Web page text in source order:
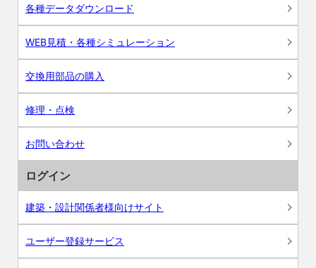
各種データダウンロード
WEB見積・各種シミュレーション
交換用部品の購入
修理・点検
お問い合わせ
ログイン
建築・設計関係者様向けサイト
ユーザー登録サービス